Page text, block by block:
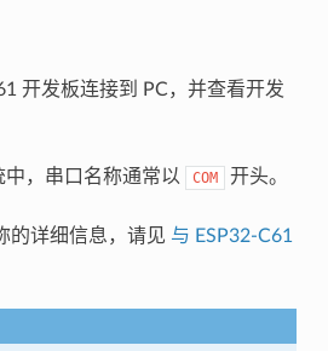
开发板连接到 PC，并查看开发
，串口名称通常以 COM 开头。
的详细信息，请见 与 ESP32-C61